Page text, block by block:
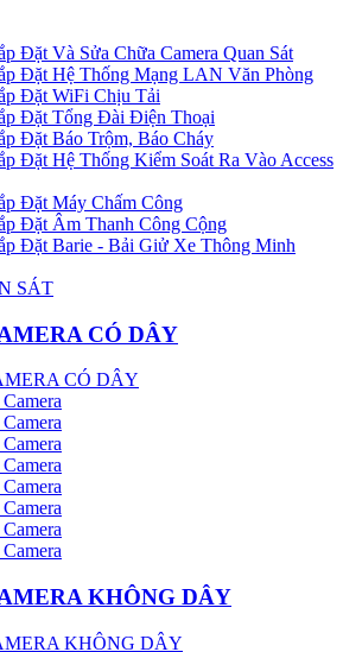
Đặt Và Sửa Chữa Camera Quan Sát
Đặt Hệ Thống Mạng LAN Văn Phòng
Đặt WiFi Chịu Tải
Đặt Tổng Đài Điện Thoại
Đặt Báo Trộm, Báo Cháy
Đặt Hệ Thống Kiểm Soát Ra Vào Access
Đặt Máy Chấm Công
Đặt Âm Thanh Công Cộng
Đặt Barie - Bải Giử Xe Thông Minh
SÁT
CÓ DÂY
KHÔNG DÂY